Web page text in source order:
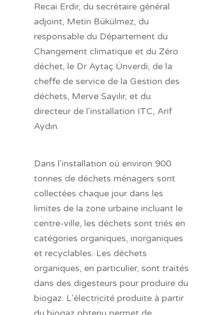
Recai Erdir, du secrétaire général
adjoint, Metin Bükülmez, du
responsable du Département du
Changement climatique et du Zéro
déchet, le Dr Aytaç Ünverdi, de la
cheffe de service de la Gestion des
déchets, Merve Sayılır, et du
directeur de l'installation ITC, Arif
Aydın.
Dans l'installation où environ 900
tonnes de déchets ménagers sont
collectées chaque jour dans les
limites de la zone urbaine incluant le
centre-ville, les déchets sont triés en
catégories organiques, inorganiques
et recyclables. Les déchets
organiques, en particulier, sont traités
dans des digesteurs pour produire du
biogaz. L'électricité produite à partir
du biogaz obtenu permet de